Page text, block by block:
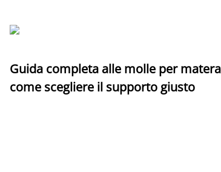
Guida completa alle molle per
come scegliere il supporto giusto